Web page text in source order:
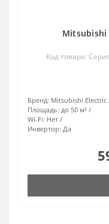
Mitsubishi
Код товара:
Бренд: Mitsubishi Electric
Площадь: до 50 м²
Wi-Fi: Нет
Инвертор: Да